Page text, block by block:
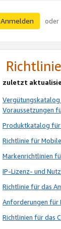
Anmelden oder
zuletzt
Voraussetzungen
Produktkatalog
Richtlinie für
Markenrichtlinien
IP-Lizenz- und
Richtlinie für das
Anforderungen für
Richtlinien für das